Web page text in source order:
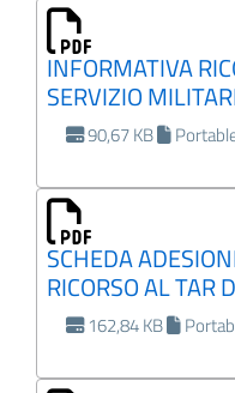
del sito
INFORMATIVA
SERVIZIO
90,67 KB
SCHEDA
RICORSO AL TAR
162,84 KB